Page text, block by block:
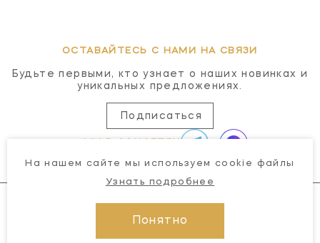
ОСТАВАЙТЕСЬ С НАМИ НА СВЯЗИ
Будьте первыми, кто узнает о наших новинках и
уникальных предложениях.
Подписаться
© 2026 Visual Comfort Gallery
На нашем сайте мы используем cookie файлы
Узнать подробнее
Понятно